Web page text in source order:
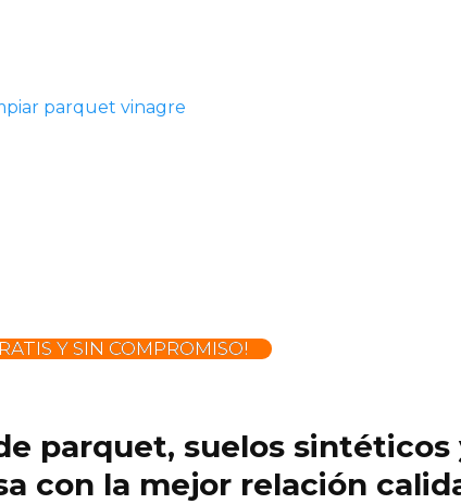
parquet vinagre
Y SIN COMPROMISO!
parquet, suelos sintéticos
con la mejor relación